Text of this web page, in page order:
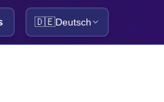
🇩🇪Deutsch